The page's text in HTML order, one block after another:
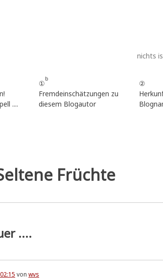
nichts
....
①
b
Fremdeinschätzungen zu
diesem Blogautor
②
Früchte
....
von wvs